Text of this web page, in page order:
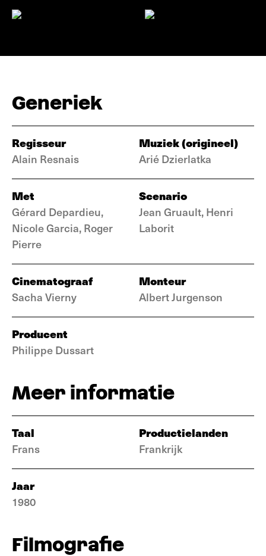
Generiek
Regisseur
Alain Resnais
Muziek (origineel)
Arié Dzierlatka
Met
Gérard Depardieu,
Nicole Garcia, Roger
Pierre
Scenario
Jean Gruault, Henri
Laborit
Cinematograaf
Sacha Vierny
Monteur
Albert Jurgenson
Producent
Philippe Dussart
Meer informatie
Taal
Frans
Productielanden
Frankrijk
Jaar
1980
Filmografie